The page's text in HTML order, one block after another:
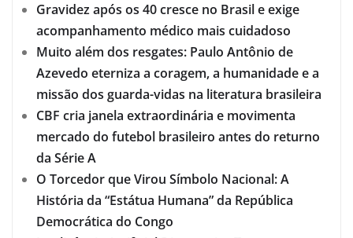
Gravidez após os 40 cresce no Brasil e exige
acompanhamento médico mais cuidadoso
Muito além dos resgates: Paulo Antônio de
Azevedo eterniza a coragem, a humanidade e a
missão dos guarda-vidas na literatura brasileira
CBF cria janela extraordinária e movimenta
mercado do futebol brasileiro antes do returno
da Série A
O Torcedor que Virou Símbolo Nacional: A
História da “Estátua Humana” da República
Democrática do Congo